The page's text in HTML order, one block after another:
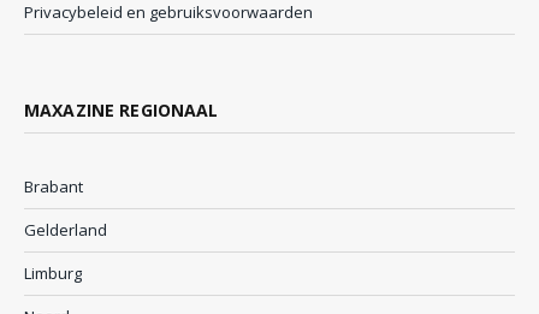
Privacybeleid en gebruiksvoorwaarden
MAXAZINE REGIONAAL
Brabant
Gelderland
Limburg